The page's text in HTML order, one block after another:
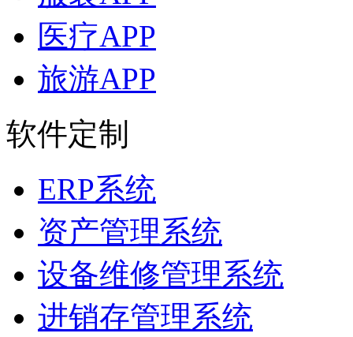
医疗APP
旅游APP
软件定制
ERP系统
资产管理系统
设备维修管理系统
进销存管理系统